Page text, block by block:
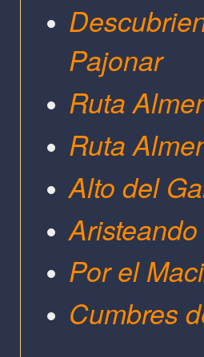
Pajonar
Ruta
Ruta
Alto del
Por el
Cumbres